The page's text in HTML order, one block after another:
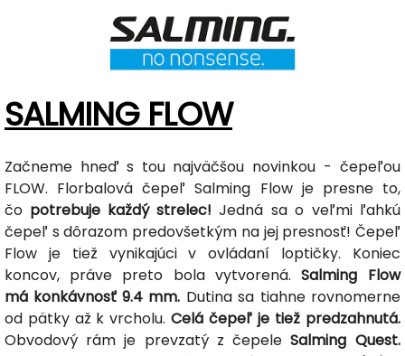
SALMING FLOW
Začneme hneď s tou najväčšou novinkou - čepeľou
FLOW. Florbalová čepeľ Salming Flow je presne to,
čo potrebuje každý strelec! Jedná sa o veľmi ľahkú
čepeľ s dôrazom predovšetkým na jej presnosť! Čepeľ
Flow je tiež vynikajúci v ovládaní loptičky. Koniec
koncov, práve preto bola vytvorená. Salming Flow
má konkávnosť 9.4 mm. Dutina sa tiahne rovnomerne
od pätky až k vrcholu. Celá čepeľ je tiež predzahnutá.
Obvodový rám je prevzatý z čepele Salming Quest.